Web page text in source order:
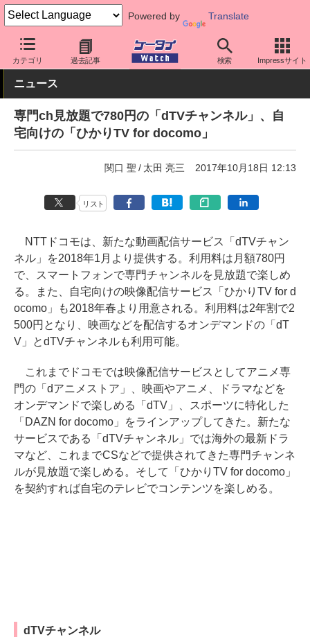
Powered by Translate
カテゴリ 過去記事 検索 Impressサイト
ケータイ Watch キャリア ドコモ アプリ・サービス
ニュース
専門ch見放題で780円の「dTVチャンネル」、自
宅向けの「ひかりTV for docomo」
関口 聖 太田 亮三 2017年10月18日 12:13
リスト
NTTドコモは、新たな動画配信サービス「dTVチャン
ネル」を2018年1月より提供する。利用料は月額780円
で、スマートフォンで専門チャンネルを見放題で楽しめ
る。また、自宅向けの映像配信サービス「ひかりTV for d
ocomo」も2018年春より用意される。利用料は2年割で2
500円となり、映画などを配信するオンデマンドの「dT
V」とdTVチャンネルも利用可能。
これまでドコモでは映像配信サービスとしてアニメ専
門の「dアニメストア」、映画やアニメ、ドラマなどを
オンデマンドで楽しめる「dTV」、スポーツに特化した
「DAZN for docomo」をラインアップしてきた。新たな
サービスである「dTVチャンネル」では海外の最新ドラ
マなど、これまでCSなどで提供されてきた専門チャンネ
ルが見放題で楽しめる。そして「ひかりTV for docomo」
を契約すれば自宅のテレビでコンテンツを楽しめる。
dTVチャンネル